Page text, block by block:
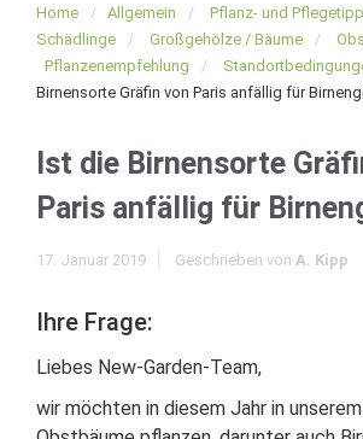
Home Allgemein Pflanz- und
Schädlinge
Großgehölze / Bäume
Pflanzenempfehlung
Birnensorte Gräfin von Paris anfällig für
Ist die Birnensorte
Paris anfällig für
17. Januar 2019 Geschrieben von A. Kipp
Ihre Frage:
Liebes New-Garden-Team,
wir möchten in diesem Jahr in